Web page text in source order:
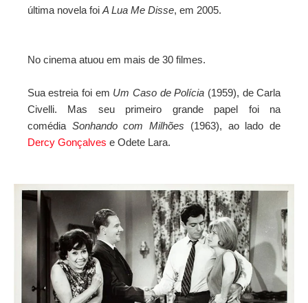
última novela foiA Lua Me Disse, em 2005.
No cinemaatuou em mais de 30 filmes.
Sua estreia foi em Um Caso de Polícia (1959), de Carla
Civelli. Mas seu primeiro grande papel foi na
comédia Sonhando com Milhões (1963), ao lado de
Dercy Gonçalves e Odete Lara.